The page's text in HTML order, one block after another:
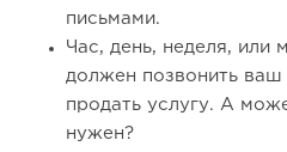
письмами.
Час, день, неделя, или
должен позвонить
продать услугу. А
нужен?